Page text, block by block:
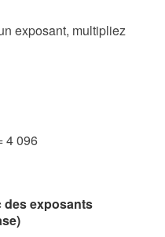
exposant, multipliez
4 096
des exposants